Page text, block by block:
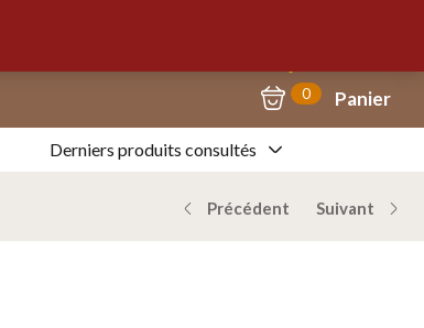
0 Panier
Derniers produits consultés
Précédent Suivant